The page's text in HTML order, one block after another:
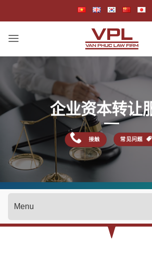
企业资本转让
接触 常见问题
Menu